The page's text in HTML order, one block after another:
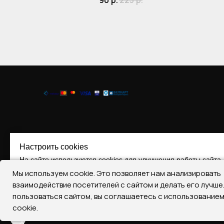
Настроить cookies
На сайте используются cookies для улучшения работы сайта.
Принять все Отклонить все Настроить
Регистрация № 290393787,
Мы используем cookie. Это позволяет нам анализировать
взаимодействие посетителей с сайтом и делать его
пользоваться сайтом, вы соглашаетесь с
cookie.